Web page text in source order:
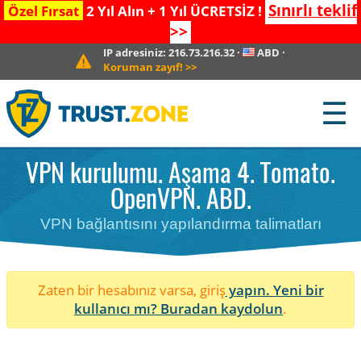
Özel Fırsat 2 Yıl Alın + 1 Yıl ÜCRETSİZ ! Sınırlı teklif
>>
IP adresiniz: 216.73.216.32· ABD ·
Koruman zayıf! >>
☰
VPN kurulumu. Aşama 4. Tomato.
OpenVPN. ABD.
VPN bağlantısını yapılandırma talimatları
Zaten bir hesabınız varsa, girişyapın. Yeni bir
kullanıcı mı? Buradan kaydolun.